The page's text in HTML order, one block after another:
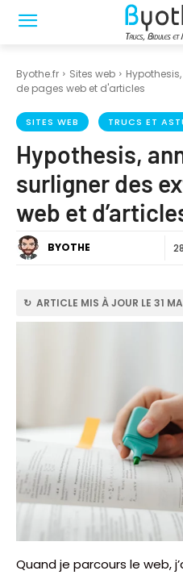
Byothe.fr Sites web
de pages web et d'articles
SITES WEB TRUCS ET
Hypothesis,
surligner des
web et
BYOTHE
↻ ARTICLE MIS À JOUR LE 31
Quand je parcours le web,